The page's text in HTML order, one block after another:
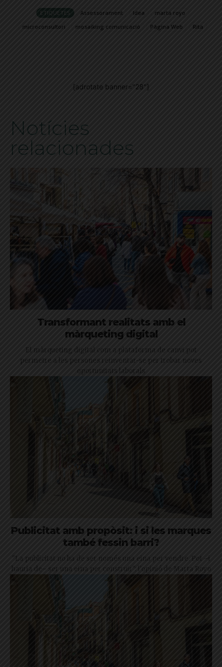
ETIQUETES Assessorament Idea
marta royo
microconsultori
mosaiking comunicació Pàgina Web Rita
[adrotate banner="28"]
Notícies
relacionades
Transformant realitats amb el
màrqueting digital
El màrqueting digital com a plataforma de canvi pot
permetre a les persones reinventar-se per trobar noves
oportunitats laborals
Publicitat amb propòsit: i si les marques
també fessin barri?
"La publicitat no ha de ser només una eina per vendre. Pot –i
hauria de– ser una eina per construir": l'opinió de Marta Royo